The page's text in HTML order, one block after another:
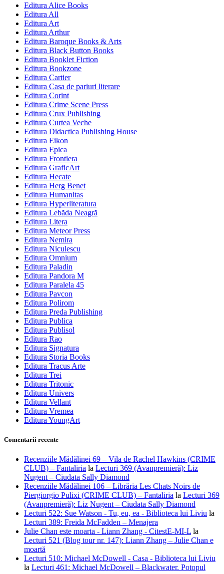
Editura Alice Books
Editura All
Editura Art
Editura Arthur
Editura Baroque Books & Arts
Editura Black Button Books
Editura Booklet Fiction
Editura Bookzone
Editura Cartier
Editura Casa de pariuri literare
Editura Corint
Editura Crime Scene Press
Editura Crux Publishing
Editura Curtea Veche
Editura Didactica Publishing House
Editura Eikon
Editura Epica
Editura Frontiera
Editura GraficArt
Editura Hecate
Editura Herg Benet
Editura Humanitas
Editura Hyperliteratura
Editura Lebăda Neagră
Editura Litera
Editura Meteor Press
Editura Nemira
Editura Niculescu
Editura Omnium
Editura Paladin
Editura Pandora M
Editura Paralela 45
Editura Pavcon
Editura Polirom
Editura Preda Publishing
Editura Publica
Editura Publisol
Editura Rao
Editura Signatura
Editura Storia Books
Editura Tracus Arte
Editura Trei
Editura Tritonic
Editura Univers
Editura Vellant
Editura Vremea
Editura YoungArt
Comentarii recente
Recenziile Mădălinei 69 – Vila de Rachel Hawkins (CRIME
CLUB) – Fantaliria la Lecturi 369 (Avanpremieră): Liz
Nugent – Ciudata Sally Diamond
Recenziile Mădălinei 106 – Librăria Les Chats Noirs de
Piergiorgio Pulixi (CRIME CLUB) – Fantaliria la Lecturi 369
(Avanpremieră): Liz Nugent – Ciudata Sally Diamond
Lecturi 522: Sue Watson - Tu, eu, ea - Biblioteca lui Liviu la
Lecturi 389: Freida McFadden – Menajera
Julie Chan este moarta - Liann Zhang - CitestE-MI-L la
Lecturi 521 (Blog tour nr. 147): Liann Zhang – Julie Chan e
moartă
Lecturi 510: Michael McDowell - Casa - Biblioteca lui Liviu
la Lecturi 461: Michael McDowell – Blackwater. Potopul